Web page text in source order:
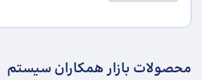
محصولات بازار همکاران سیستم